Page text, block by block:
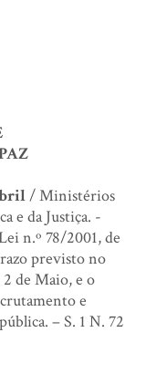
/ Ministérios
e da Justiça. -
n.º 78/2001, de
previsto no
de Maio, e o
e
– S. 1 N. 72